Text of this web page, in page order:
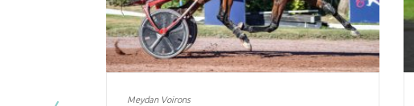
Meydan Voirons